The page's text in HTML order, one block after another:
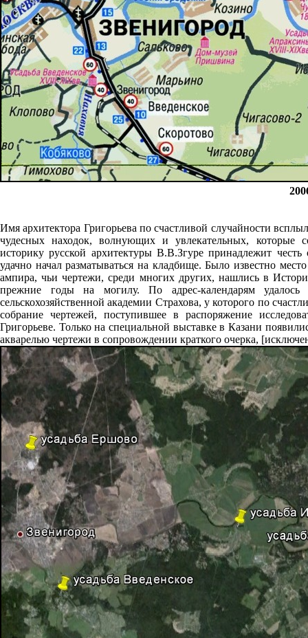
Имя архитектора Григорьева по счастливой случайности
чудесных находок, волнующих и увлекательных, которые
историку русской архитектуры В.В.Згуре принадлежит
удачно начал разматываться на кладбище. Было известно
ампира, чьи чертежи, среди многих других, нашлись в
прежние годы на могилу. По адрес-календарям удалось
сельскохозяйственной академии Страхова, у которого по
собрание чертежей, поступившее в распоряжение
Григорьеве. Только на специальной выставке в Казани
акварелью чертежи в сопровождении краткого очерка,